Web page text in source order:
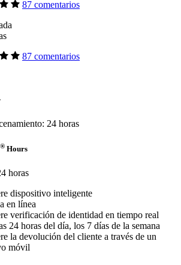
87 comentarios
87 comentarios
24 horas
® Hours
horas
dispositivo inteligente
en línea
verificación de identidad en tiempo real
24 horas del día, los 7 días de la semana
la devolución del cliente a través de un
móvil